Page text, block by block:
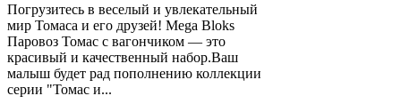
Погрузитесь в веселый и увлекательный
мир Томаса и его друзей! Mega Bloks
Паровоз Томас с вагончиком — это
красивый и качественный набор.Ваш
малыш будет рад пополнению коллекции
серии "Томас и...